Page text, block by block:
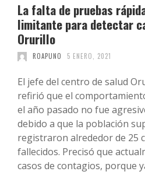
La falta de pruebas
limitante para detectar
Orurillo
ROAPUNO 5 ENERO, 2021
El jefe del centro de salud
refirió que el
el año pasado no fue
debido a que la población
registraron alrededor de 25
fallecidos. Precisó que
casos de contagios, porque